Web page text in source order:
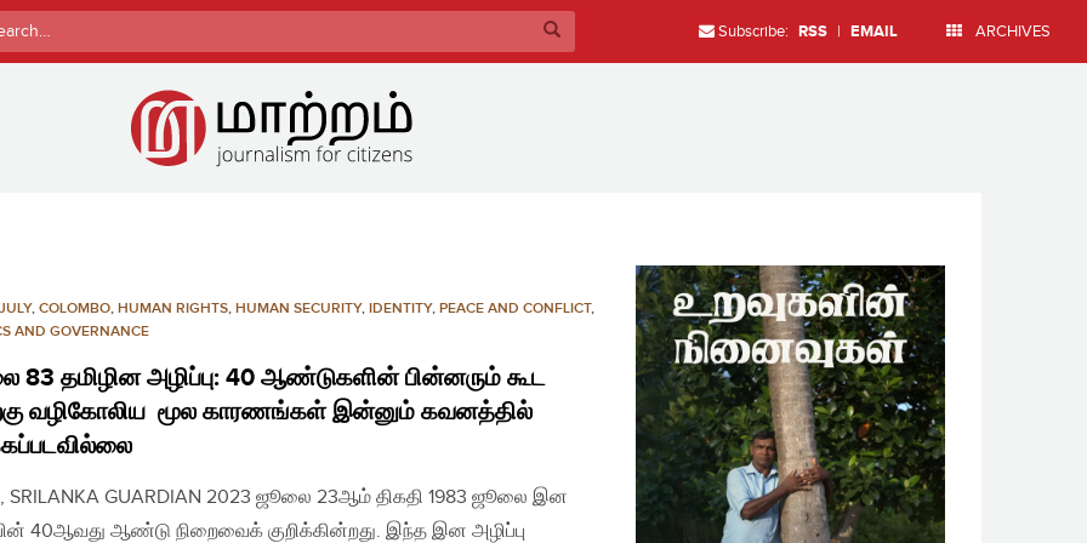
Subscribe: RSS | EMAIL ARCHIVES
, COLOMBO, HUMAN RIGHTS, HUMAN SECURITY, IDENTITY, PEACE AND CONFLICT,
AND GOVERNANCE
83 தமிழின அழிப்பு: 40 ஆண்டுகளின் பின்னரும் கூட
வழிகோலிய மூல காரணங்கள் இன்னும் கவனத்தில்
SRILANKA GUARDIAN 2023 ஜூலை 23ஆம் திகதி 1983 ஜூலை இன
40ஆவது ஆண்டு நிறைவைக் குறிக்கின்றது. இந்த இன அழிப்பு